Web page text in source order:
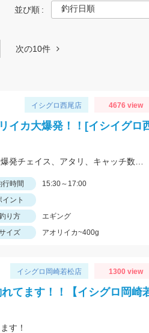
並び順
次の10件
イシグロ西尾店 4676 view
イカ大爆発！！[イシイグロ
行時間
15:30～17:00
イント
り方
エギング
イズ アオリイカ~400g
イシグロ岡崎若松店 1300 view
てます！！【イシグロ岡崎
す！